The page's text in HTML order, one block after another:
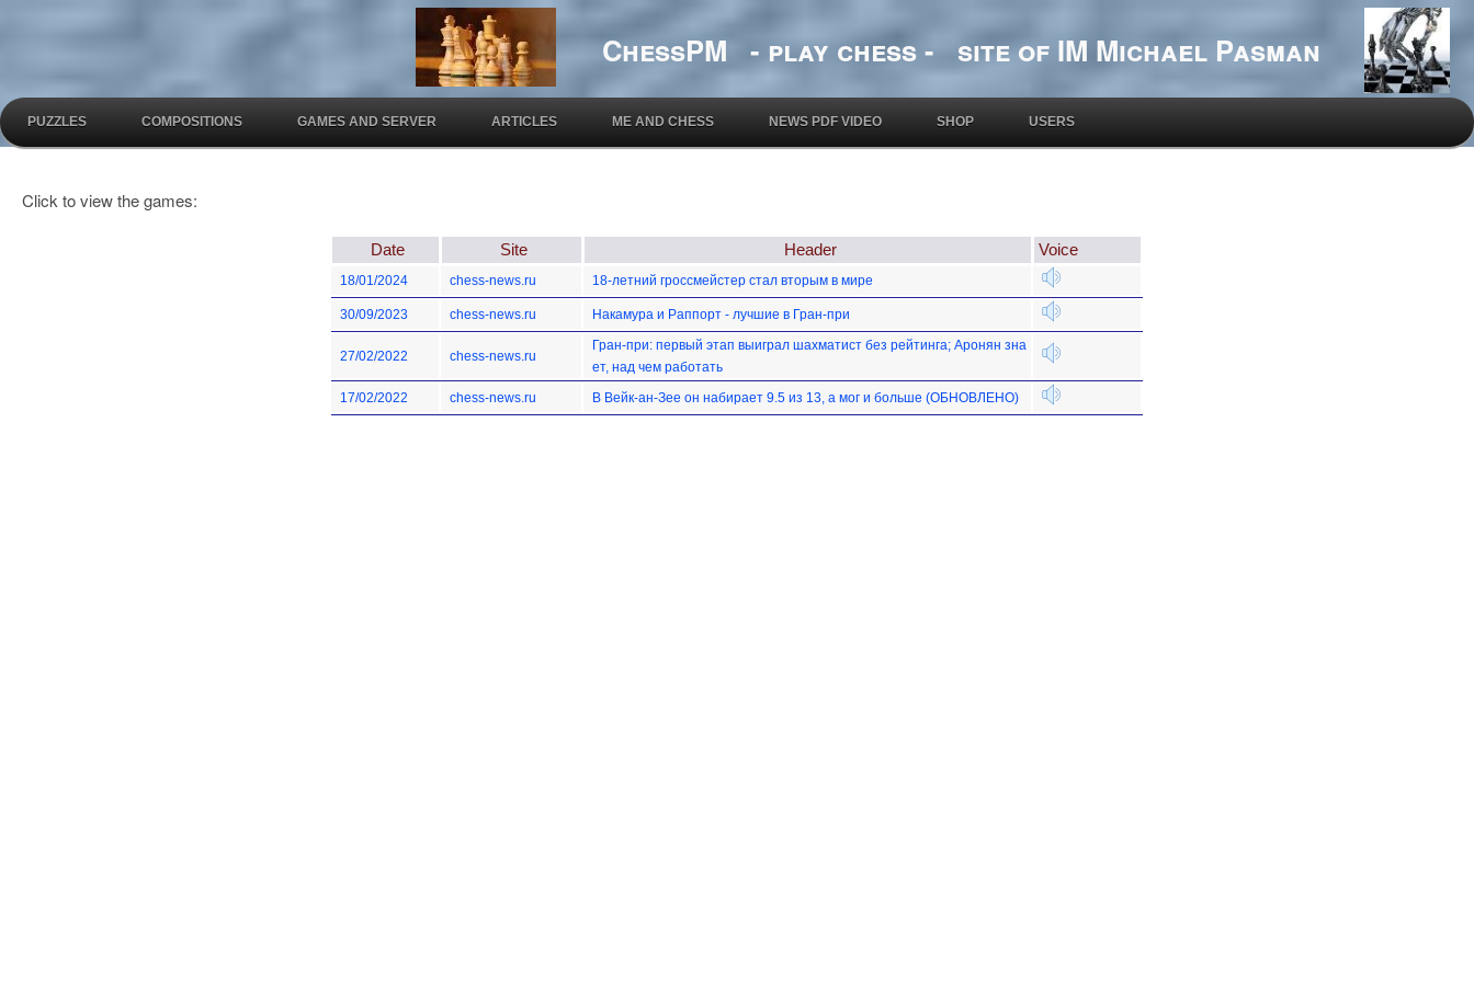
ChessPM - play chess - site of IM Michael Pasman
PUZZLES COMPOSITIONS GAMES AND SERVER ARTICLES ME AND CHESS NEWS PDF VIDEO SHOP USERS
Click to view the games:
Date Site Header Voice
18/01/2024 chess-news.ru 18-летний гроссмейстер стал вторым в мире
30/09/2023 chess-news.ru Накамура и Раппорт - лучшие в Гран-при
27/02/2022 chess-news.ru
Гран-при: первый этап выиграл шахматист без рейтинга; Аронян зна
ет, над чем работать
17/02/2022
chess-news.ru В Вейк-ан-Зее он набирает 9.5 из 13, а мог и больше (ОБНОВЛЕНО)